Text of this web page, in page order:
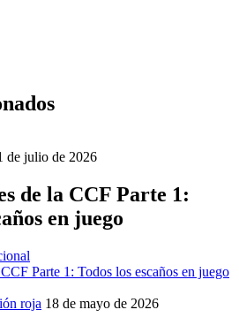
de julio de 2026
de la CCF Parte 1:
en juego
Parte 1: Todos los escaños en juego
roja 18 de mayo de 2026